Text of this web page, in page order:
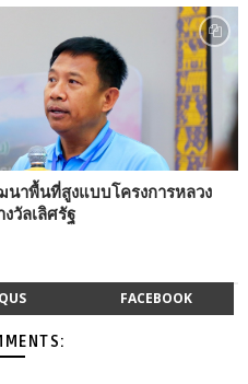
าพื้นที่สูงแบบโครงการหลวง
วัลเลิศรัฐ
FACEBOOK